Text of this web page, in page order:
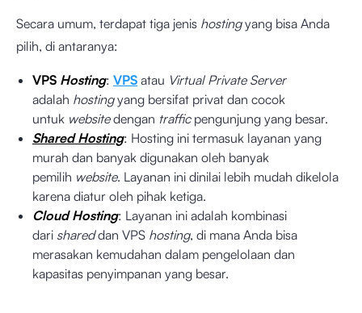
Secara umum, terdapat tiga jenis hostingyang bisa Anda
pilih, di antaranya:
VPS Hosting: VPS atau Virtual Private Server
adalah hostingyang bersifat privat dan cocok
untuk websitedengan traffic pengunjung yang besar.
Shared Hosting: Hosting ini termasuk layanan yang
murah dan banyak digunakan oleh banyak
pemilih website. Layanan ini dinilai lebih mudah dikelola
karena diatur oleh pihak ketiga.
Cloud Hosting: Layanan ini adalah kombinasi
dari shareddan VPS hosting, di mana Anda bisa
merasakan kemudahan dalam pengelolaan dan
kapasitas penyimpanan yang besar.